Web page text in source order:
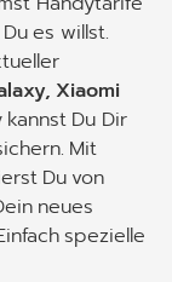
es willst.
Xiaomi
kannst Du Dir
Mit
Du von
neues
spezielle